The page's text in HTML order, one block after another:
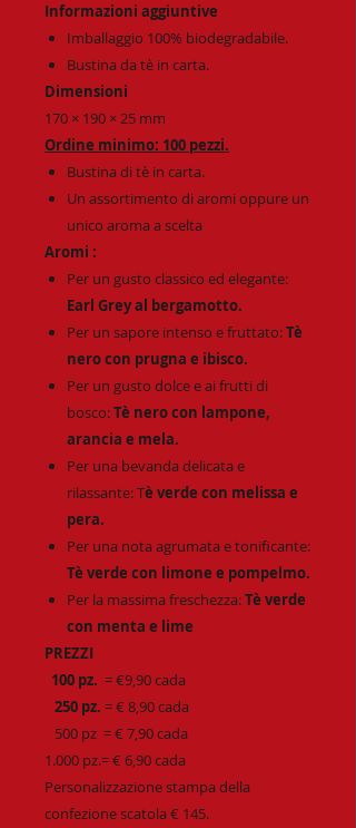
Informazioni aggiuntive
Imballaggio 100% biodegradabile.
Bustina da tè in carta.
Dimensioni
170 × 190 × 25 mm
Ordine minimo: 100 pezzi.
Bustina di tè in carta.
Un assortimento di aromi oppure un
unico aroma a scelta
Aromi :
Per un gusto classico ed elegante:
Earl Grey al bergamotto.
Per un sapore intenso e fruttato:Tè
nero con prugna e ibisco.
Per un gusto dolce e ai frutti di
bosco:Tè nero con lampone,
arancia e mela.
Per una bevanda delicata e
rilassante: Tè verde con melissa e
pera.
Per una nota agrumata e tonificante:
Tè verde con limone e pompelmo.
Per la massima freschezza:Tè verde
con menta e lime
PREZZI
100 pz. = €9,90 cada
250 pz. = € 8,90 cada
500 pz = € 7,90 cada
1.000 pz.= € 6,90 cada
Personalizzazione stampa della
confezione scatola € 145.